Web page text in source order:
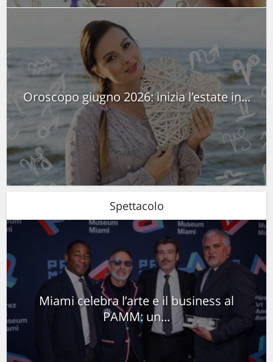
Oroscopo giugno 2026: inizia l’estate in...
Spettacolo
Miami celebra l’arte e il business al
PAMM: un...